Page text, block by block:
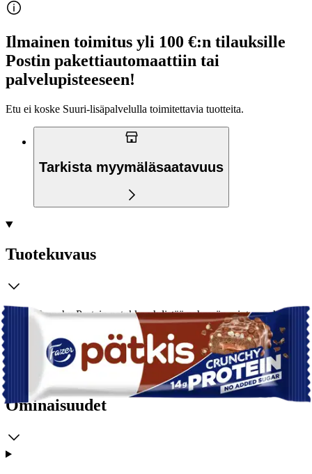
Ilmainen toimitus yli 100 €:n tilauksille
Postin pakettiautomaattiin tai
palvelupisteeseen!
Etu ei koske Suuri‑lisäpalvelulla toimitettavia tuotteita.
Tarkista myymäläsaatavuus
Tuotekuvaus
Pätkis Crunchy Protein patukka yhdistää pehmeän mintunmakuisen
täytesydämen, proteiinichoco nougatin, rouskuvat proteiinikrispit ja
maitosuklaan. 45 g:n Patukassa on proteiinia 14g ja sokeria vain
1,5g. Vihdoin herkullinen proteiinipatukka. Se parempi herkku.
Ominaisuudet